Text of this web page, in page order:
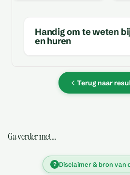
Handig om te weten
en huren
Terug naar
Ga verder met…
? Disclaimer & bron van